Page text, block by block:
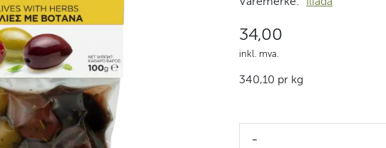
34,00
inkl. mva.
340,10 pr kg
-